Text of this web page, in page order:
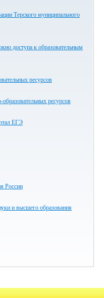
Терского муниципального
доступа к образовательным
ресурсов
ресурсов
ЕГЭ
России
и высшего образования